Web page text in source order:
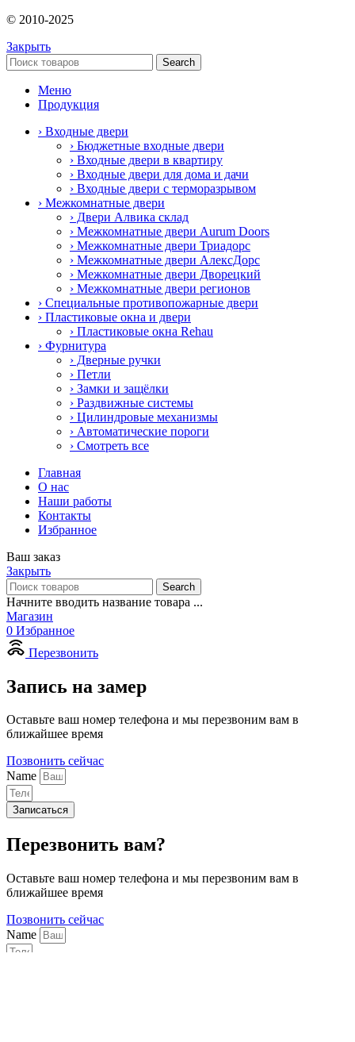
© 2010-2025
Закрыть
Search
Меню
Продукция
› Входные двери
› Бюджетные входные двери
› Входные двери в квартиру
› Входные двери для дома и дачи
› Входные двери с терморазрывом
› Межкомнатные двери
› Двери Алвика склад
› Межкомнатные двери Aurum Doors
› Межкомнатные двери Триадорс
› Межкомнатные двери АлексДорс
› Межкомнатные двери Дворецкий
› Межкомнатные двери регионов
› Специальные противопожарные двери
› Пластиковые окна и двери
› Пластиковые окна Rehau
› Фурнитура
› Дверные ручки
› Петли
› Замки и защёлки
› Раздвижные системы
› Цилиндровые механизмы
› Автоматические пороги
› Смотреть все
Главная
О нас
Наши работы
Контакты
Избранное
Ваш заказ
Закрыть
Search
Начните вводить название товара ...
Магазин
0 Избранное
Перезвонить
Запись на замер
Оставьте ваш номер телефона и мы перезвоним вам в
ближайшее время
Позвонить сейчас
Name
Записаться
Перезвонить вам?
Оставьте ваш номер телефона и мы перезвоним вам в
ближайшее время
Позвонить сейчас
Name